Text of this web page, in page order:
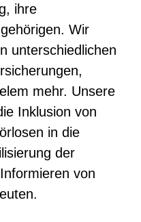
ihre
Wir
unterschiedlichen
mehr. Unsere
Inklusion von
in die
der
von